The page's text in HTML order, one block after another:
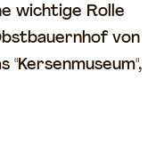
wichtige Rolle
von
"Kersenmuseum",